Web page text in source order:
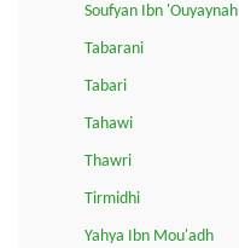
Soufyan Ibn 'Ouyaynah
Tabarani
Tabari
Tahawi
Thawri
Tirmidhi
Yahya Ibn Mou'adh